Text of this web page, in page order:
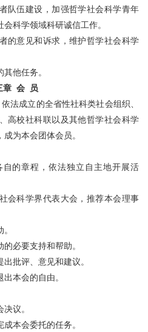
队伍建设，加强哲学社会科学青年
科学领域科研诚信工作。
的意见和诉求，维护哲学社会科学
他任务。
章 会 员
法成立的全省性社科类社会组织、
高校社科联以及其他哲学社会科学
为本会团体会员。
自的章程，依法独立自主地开展活
会科学界代表大会，推荐本会理事
的必要支持和帮助。
出批评、意见和建议。
本会的自由。
议。
成本会委托的任务。